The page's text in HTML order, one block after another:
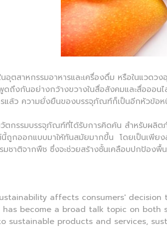
นอุตสาหกรรมอาหารและเครื่องดื่ม หรือในแวด
ดถึงกันอย่างกว้างขวางในสื่อสังคมและสื่อออ
รแล้ว ความยั่งยืนของบรรจุภัณฑ์ก็เป็นอีกหัวข้อ
ตกรรมบรรจุภัณฑ์ที่ได้รับการคิดค้น สำหรับผลิ
ถูกออกแบบมาให้ทันสมัยมากขึ้น โดยเป็นเพียง
มชาติจากพืช ซึ่งจะช่วยสร้างชั้นเคลือบปกป้องพื้
affects consumers'
has become a broad talk topic on
sustainable products and services,